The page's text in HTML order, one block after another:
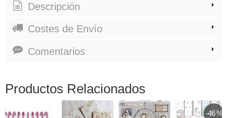
Descripción
Costes de Envío
Comentarios
Productos Relacionados
-46 %